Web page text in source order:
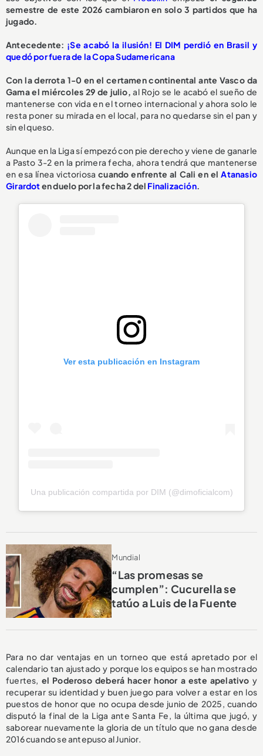
semestre de este 2026 cambiaron en solo 3 partidos que ha
jugado.
Antecedente: ¡Se acabó la ilusión! El DIM perdió en Brasil y
quedó por fuera de la Copa Sudamericana
Con la derrota 1-0 en el certamen continental ante Vasco da
Gama el miércoles 29 de julio, al Rojo se le acabó el sueño de
mantenerse con vida en el torneo internacional y ahora solo le
resta poner su mirada en el local, para no quedarse sin el pan y
sin el queso.
Aunque en la Liga sí empezó con pie derecho y viene de ganarle
a Pasto 3-2 en la primera fecha, ahora tendrá que mantenerse
en esa línea victoriosacuando enfrente al Cali en elAtanasio
Girardoten duelo por la fecha 2 del Finalización.
Ver esta publicación en Instagram
Una publicación compartida por DIM (@dimoficialcom)
Mundial
“Las promesas se
cumplen”: Cucurella se
tatúo a Luis de la Fuente
Para no dar ventajas en un torneo que está apretado por el
calendario tan ajustado y porque los equipos se han mostrado
fuertes, el Poderoso deberá hacer honor a este apelativo y
recuperar su identidad y buen juego para volver a estar en los
puestos de honor que no ocupa desde junio de 2025, cuando
disputó la final de la Liga ante Santa Fe, la última que jugó, y
saborear nuevamente la gloria de un título que no gana desde
2016 cuando se antepuso al Junior.